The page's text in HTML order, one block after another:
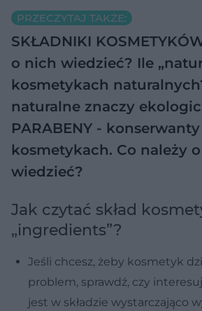
PRZECZYTAJ TAKŻE:
SKŁADNIKI
o nich wiedzieć? Ile
kosmetykach
naturalne znaczy
PARABENY -
kosmetykach. Co należy
wiedzieć?
Jak czytać skład
„ingredients”?
Jeśli chcesz, żeby kosmetyk
problem, sprawdź, czy
jest w składzie wystarczająco